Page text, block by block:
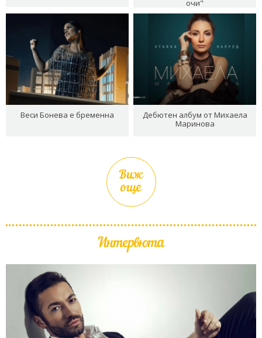
очи"
Веси Бонева е бременна
Дебютен албум от Михаела
Маринова
Виж
още
Интервюта